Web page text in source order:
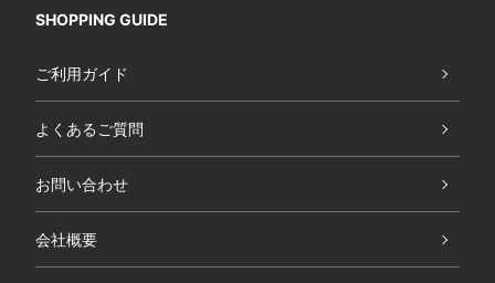
SHOPPING GUIDE
ご利用ガイド
よくあるご質問
お問い合わせ
会社概要